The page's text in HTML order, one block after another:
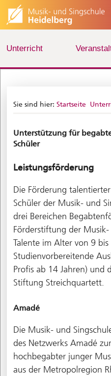
Unterricht
Sie sind hier: Startseite
Unterstützung für
Schüler
Leistungsförderung
Die Förderung
Schüler der Musik- und
drei Bereichen
Förderstiftung der
Talente im Alter von 9 bis
Studienvorbereitende
Profis ab 14 Jahren) und
Stiftung Streichquartett.
Amadé
Die Musik- und
des Netzwerks Amadé
hochbegabter junger
aus der Metropolregion